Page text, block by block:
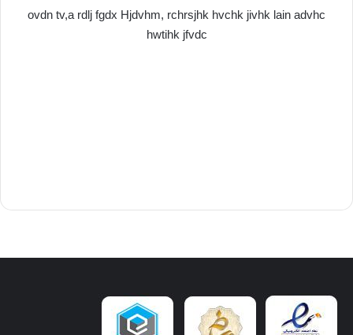
ovdn tv,a rdlj fgdx Hjdvhm, rchrsjhk hvchk jivhk lain advhc
hwtihk jfvdc